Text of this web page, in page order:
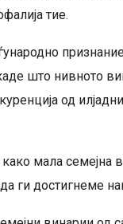
тие.
што нивното
од
мала семејна
ги достигнеме